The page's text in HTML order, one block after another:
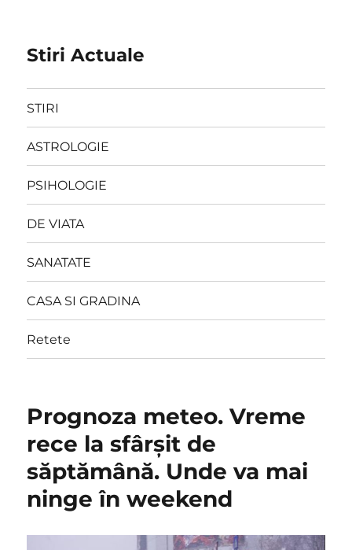
Stiri Actuale
STIRI
ASTROLOGIE
PSIHOLOGIE
DE VIATA
SANATATE
CASA SI GRADINA
Retete
Prognoza meteo. Vreme
rece la sfârşit de
săptămână. Unde va mai
ninge în weekend